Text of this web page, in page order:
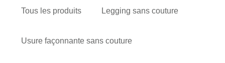
Tous les produits Legging sans couture
Usure façonnante sans couture